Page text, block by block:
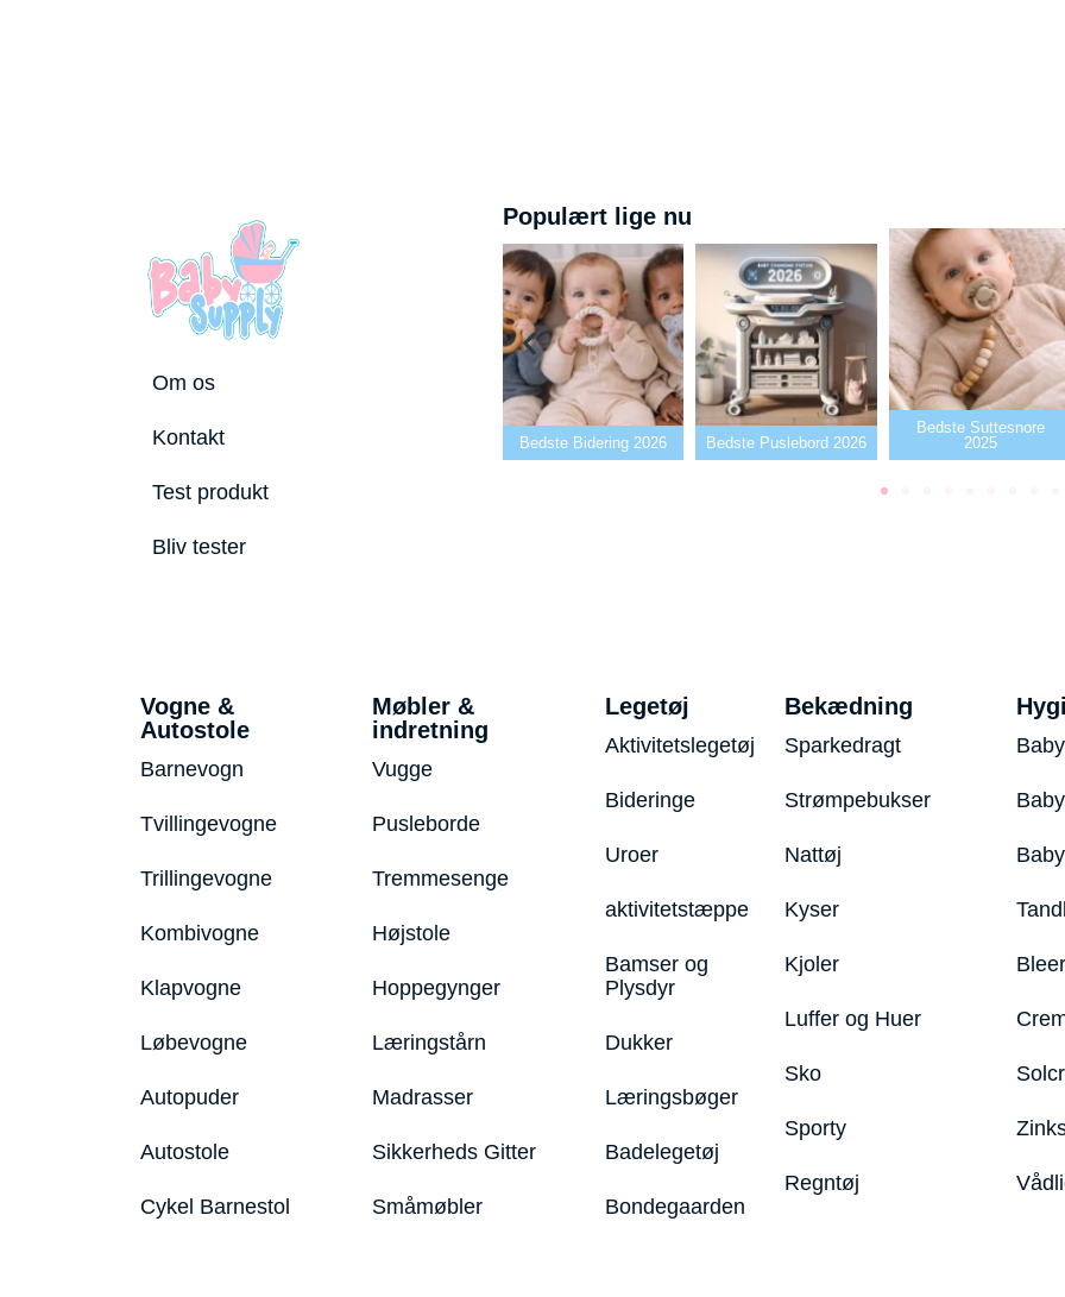
Om os
Kontakt
Test produkt
Bliv tester
Populært lige nu
Bedste puslepude 2026 Bedste Puslebord 2026
Bedste Suttesnore
2025
Bedste Sutter2026
Vogne &
Autostole
Barnevogn
Tvillingevogne
Trillingevogne
Kombivogne
Klapvogne
Løbevogne
Autopuder
Autostole
Cykel Barnestol
Møbler &
indretning
Vugge
Pusleborde
Tremmesenge
Højstole
Hoppegynger
Læringstårn
Madrasser
Sikkerheds Gitter
Småmøbler
Legetøj
Aktivitetslegetøj
Bideringe
Uroer
aktivitetstæppe
Bamser og
Plysdyr
Dukker
Læringsbøger
Badelegetøj
Bondegaarden
Bekædning
Sparkedragt
Strømpebukser
Nattøj
Kyser
Kjoler
Luffer og Huer
Sko
Sporty
Regntøj